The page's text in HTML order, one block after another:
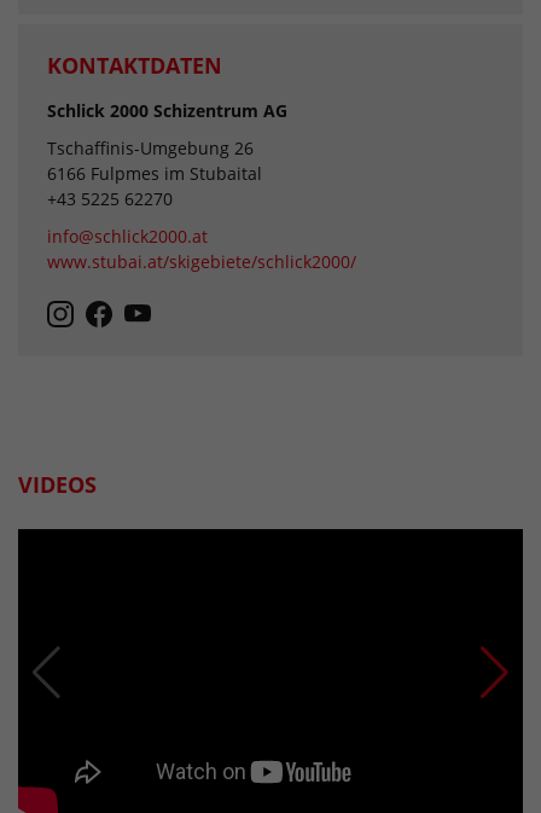
KONTAKTDATEN
Schlick 2000 Schizentrum AG
Tschaffinis-Umgebung 26
6166 Fulpmes im Stubaital
+43 5225 62270
info@schlick2000.at
www.stubai.at/skigebiete/schlick2000/
VIDEOS